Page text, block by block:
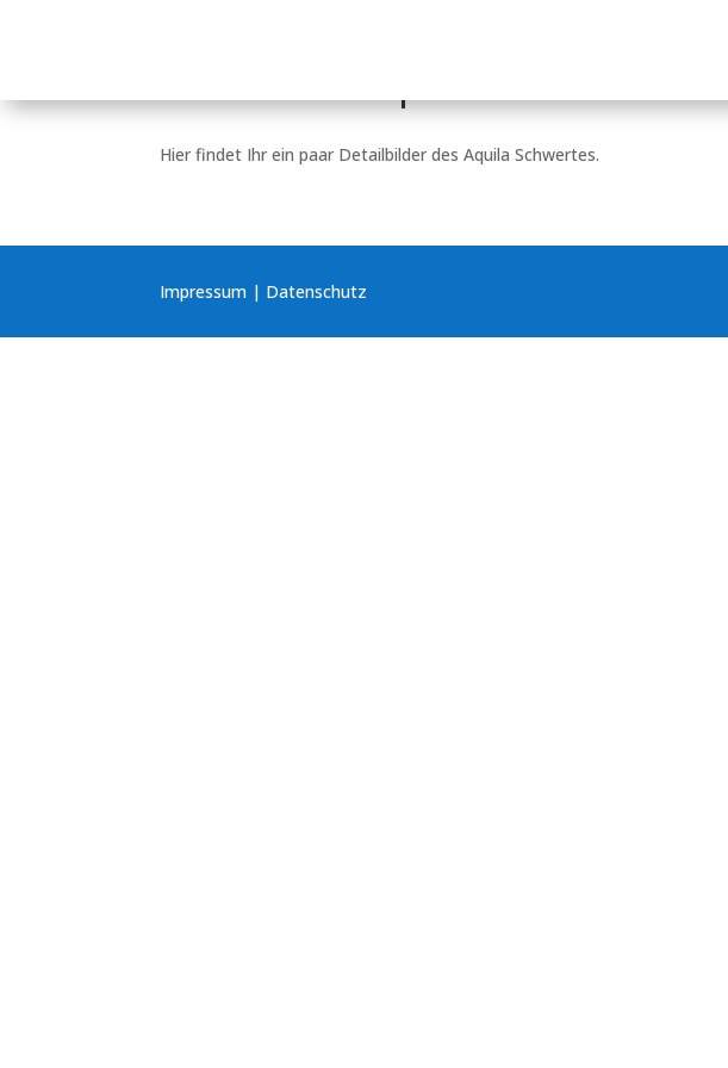
Hier findet Ihr ein paar Detailbilder des Aquila Schwertes.
Impressum | Datenschutz